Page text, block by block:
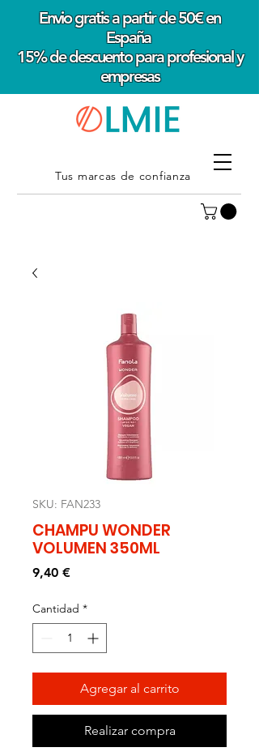
Envio gratis a partir de 50€ en
España
15% de descuento para profesional y
empresas
Tus marcas de confianza
SKU: FAN233
CHAMPU WONDER
VOLUMEN 350ML
9,40 €Precio
Cantidad *
Agregar al carrito
Realizar compra